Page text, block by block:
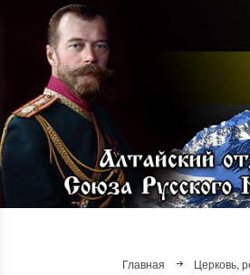
Главная Церковь,